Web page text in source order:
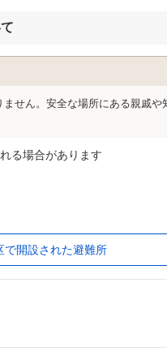
せん。安全な場所にある親戚や
る場合があります
で開設された避難所